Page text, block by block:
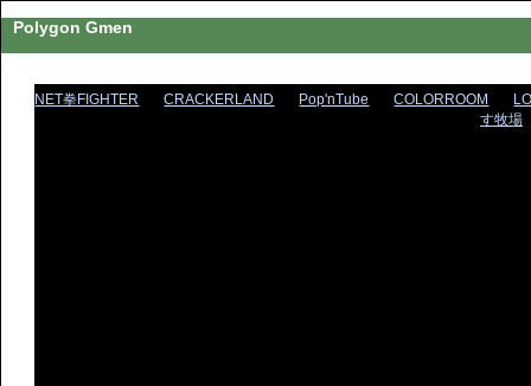
Polygon Gmen
NET拳FIGHTER CRACKERLAND Pop'nTube COLORROOM
す牧場